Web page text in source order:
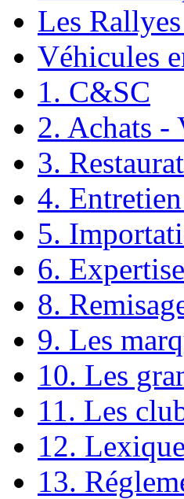
Les
Véhicules
1. C&SC
2. Achats -
3.
4.
5.
6. Expertise
8.
9. Les
10. Les
11. Les
12.
13.